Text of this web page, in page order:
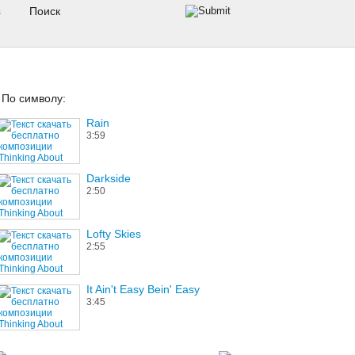
По символу:
Rain
3:59
Darkside
2:50
Lofty Skies
2:55
It Ain't Easy Bein' Easy
3:45